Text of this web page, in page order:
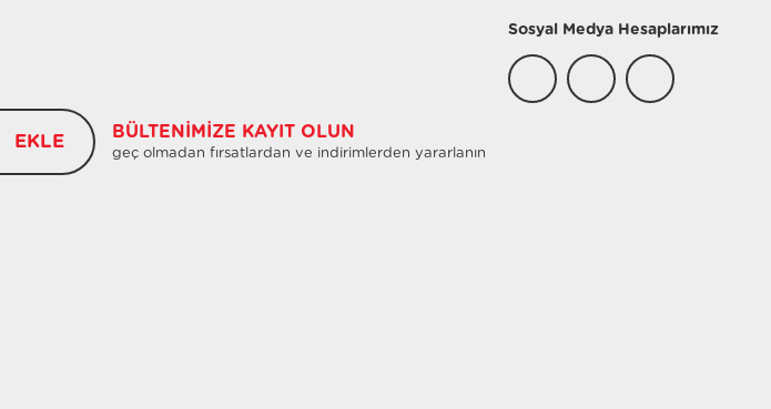
Sosyal Medya Hesaplarımız
BÜLTENIMIZE KAYIT OLUN
geç olmadan fırsatlardan ve indirimlerden yararlanın
EKLE